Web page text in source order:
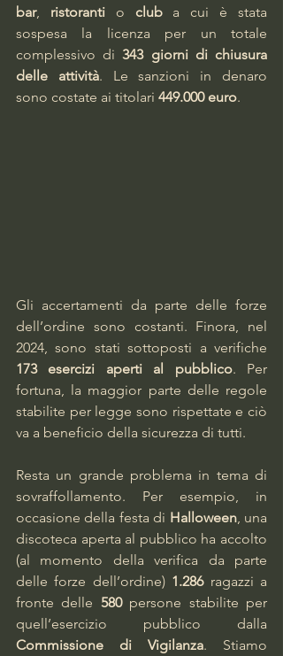
bar, ristoranti o club a cui è stata
sospesa la licenza per un totale
complessivo di 343 giorni di chiusura
delle attività. Le sanzioni in denaro
sono costate ai titolari 449.000 euro.
Gli accertamenti da parte delle forze
dell’ordine sono costanti. Finora, nel
173 esercizi aperti al pubblico. Per
fortuna, la maggior parte delle regole
stabilite per legge sono rispettate e ciò
va a beneficio della sicurezza di tutti.
Resta un grande problema in tema di
sovraffollamento. Per esempio, in
occasione della festa di Halloween, una
discoteca aperta al pubblico ha accolto
(al momento della verifica da parte
delle forze dell’ordine) 1.286 ragazzi a
fronte delle 580 persone stabilite per
Commissione di Vigilanza. Stiamo